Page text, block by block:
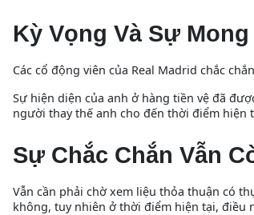
Kỳ Vọng Và Sự
Các cổ động viên của Real Madrid chắc
Sự hiện diện của anh ở hàng tiền vệ đã
người thay thế anh cho đến thời điểm hiện
Sự Chắc Chắn Vẫn
Vẫn cần phải chờ xem liệu thỏa thuận có
không, tuy nhiên ở thời điểm hiện tại, điều